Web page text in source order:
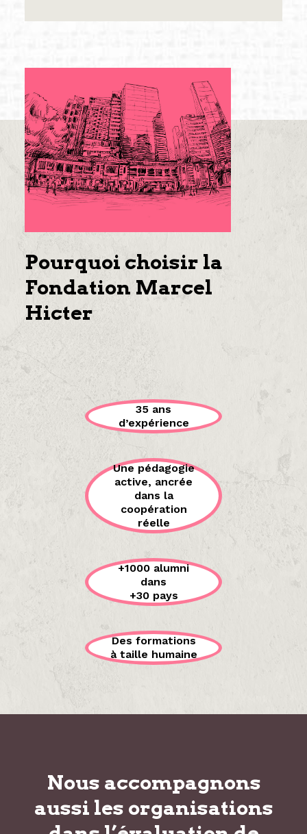
Pourquoi choisir la
Fondation Marcel
Hicter
35 ans
d’expérience
Une pédagogie
active, ancrée
dans la
coopération
réelle
+1000 alumni
dans
+30 pays
Des formations
à taille humaine
Nous accompagnons
aussi les organisations